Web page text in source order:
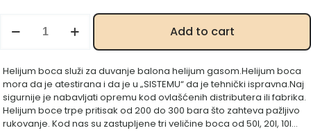
bila:
42000.00 din..
je:
36000.00 din..
gas
Add to cart
Helijum boca služi za duvanje balona helijum gasom.Helijum boca
mora da je atestirana i da je u „SISTEMU“ da je tehnički ispravna.Naj
sigurnije je nabavljati opremu kod ovlašćenih distributera ili fabrika.
Helijum boce trpe pritisak od 200 do 300 bara što zahteva pažljivo
rukovanje. Kod nas su zastupljene tri veličine boca od 50l, 20l, 10l…